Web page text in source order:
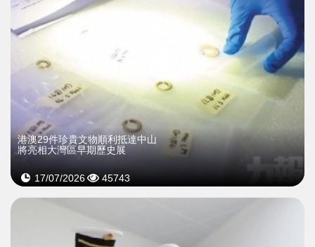
港澳29件珍貴文物順利抵達中山
將亮相大灣區早期歷史展
17/07/2026 45743